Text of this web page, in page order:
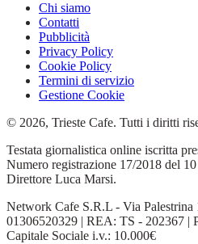
Chi siamo
Contatti
Pubblicità
Privacy Policy
Cookie Policy
Termini di servizio
Gestione Cookie
© 2026, Trieste Cafe. Tutti i diritti
Testata giornalistica online iscritta
Numero registrazione 17/2018 del
Direttore Luca Marsi.
Network Cafe S.R.L - Via Palestrina
01306520329 | REA: TS - 202367 |
Capitale Sociale i.v.: 10.000€